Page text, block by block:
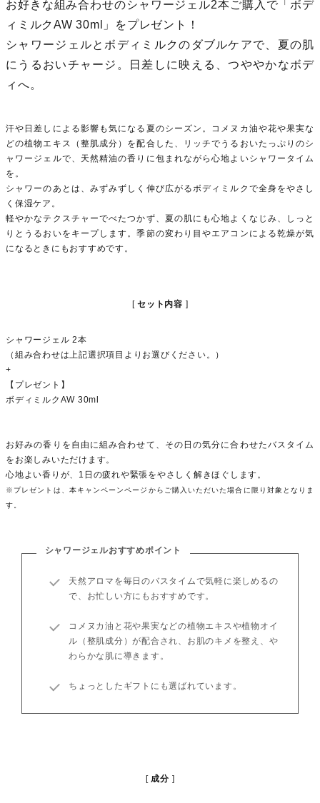
お好きな組み合わせのシャワージェル2本ご購入で「ボデ
ィミルクAW 30ml」をプレゼント！
シャワージェルとボディミルクのダブルケアで、夏の肌
にうるおいチャージ。日差しに映える、つややかなボデ
ィへ。
汗や日差しによる影響も気になる夏のシーズン。コメヌカ油や花や果実な
どの植物エキス（整肌成分）を配合した、リッチでうるおいたっぷりのシ
ャワージェルで、天然精油の香りに包まれながら心地よいシャワータイム
を。
シャワーのあとは、みずみずしく伸び広がるボディミルクで全身をやさし
く保湿ケア。
軽やかなテクスチャーでべたつかず、夏の肌にも心地よくなじみ、しっと
りとうるおいをキープします。季節の変わり目やエアコンによる乾燥が気
になるときにもおすすめです。
セット内容
シャワージェル 2本
（組み合わせは上記選択項目よりお選びください。）
+
【プレゼント】
ボディミルクAW 30ml
お好みの香りを自由に組み合わせて、その日の気分に合わせたバスタイム
をお楽しみいただけます。
心地よい香りが、1日の疲れや緊張をやさしく解きほぐします。
※プレゼントは、本キャンペーンページからご購入いただいた場合に限り対象となりま
す。
シャワージェルおすすめポイント
天然アロマを毎日のバスタイムで気軽に楽しめるの
で、お忙しい方にもおすすめです。
コメヌカ油と花や果実などの植物エキスや植物オイ
ル（整肌成分）が配合され、お肌のキメを整え、や
わらかな肌に導きます。
ちょっとしたギフトにも選ばれています。
成分